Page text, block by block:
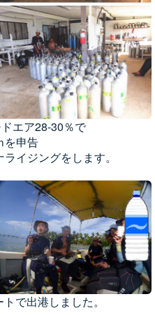
エア28-30％で
を申告
イジングをします。
で出港しました。